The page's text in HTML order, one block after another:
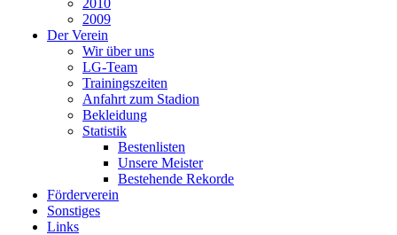
2010
2009
Der Verein
Wir über uns
LG-Team
Trainingszeiten
Anfahrt zum Stadion
Bekleidung
Statistik
Bestenlisten
Unsere Meister
Bestehende Rekorde
Förderverein
Sonstiges
Links